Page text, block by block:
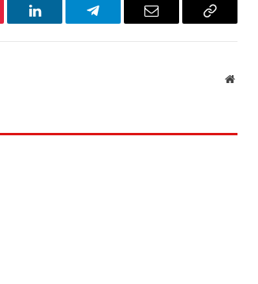
LinkedIn Telegram Email
Copy